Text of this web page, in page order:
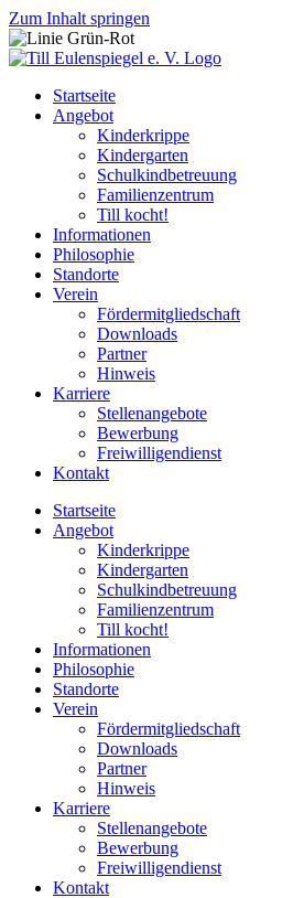
Zum Inhalt springen
Startseite
Angebot
Kinderkrippe
Kindergarten
Schulkindbetreuung
Familienzentrum
Till kocht!
Informationen
Philosophie
Standorte
Verein
Fördermitgliedschaft
Downloads
Partner
Hinweis
Karriere
Stellenangebote
Bewerbung
Freiwilligendienst
Kontakt
Startseite
Angebot
Kinderkrippe
Kindergarten
Schulkindbetreuung
Familienzentrum
Till kocht!
Informationen
Philosophie
Standorte
Verein
Fördermitgliedschaft
Downloads
Partner
Hinweis
Karriere
Stellenangebote
Bewerbung
Freiwilligendienst
Kontakt